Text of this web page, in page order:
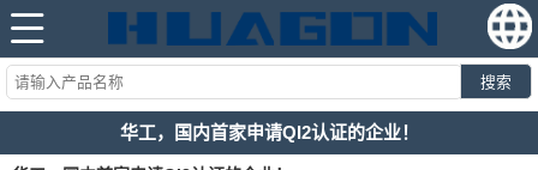
搜索
华工，国内首家申请QI2认证的企业！